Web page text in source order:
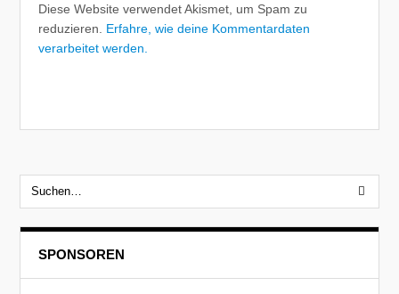
Diese Website verwendet Akismet, um Spam zu
reduzieren. Erfahre, wie deine Kommentardaten
verarbeitet werden.
SPONSOREN